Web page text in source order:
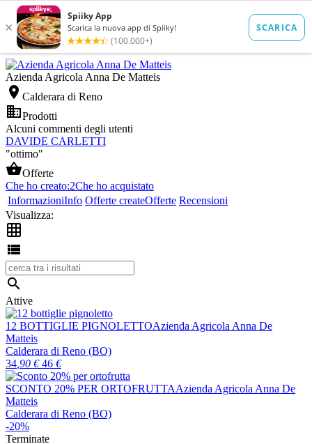
Azienda Agricola Anna De Matteis
 Calderara di Reno
Prodotti
Alcuni commenti degli utenti
DAVIDE CARLETTI
"ottimo"
Offerte
Che ho creato:2Che ho acquistato
InformazioniInfo Offerte createOfferte Recensioni
Visualizza:



Attive
12 BOTTIGLIE PIGNOLETTOAzienda Agricola Anna De
Matteis
Calderara di Reno (BO)
34 ,90 € 46 €
SCONTO 20% PER ORTOFRUTTAAzienda Agricola Anna De
Matteis
Calderara di Reno (BO)
-20%
Terminate